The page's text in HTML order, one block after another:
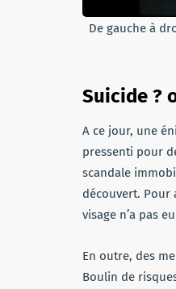
De gauche à
Suicide ?
A ce jour, une
pressenti pour
scandale
découvert. Pour
visage n’a pas
En outre, des
Boulin de